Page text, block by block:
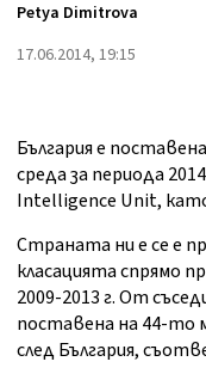
Petya Dimitrova
17.06.2014, 19:15
България е
среда за периода
Intelligence Unit,
Страната ни е се е
класацията спрямо
2009-2013 г. От
поставена на 44-то
след България,